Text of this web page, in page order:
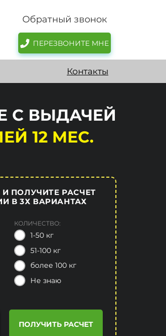
Обратный звонок
ПЕРЕЗВОНИТЕ МНЕ
Контакты
С ВЫДАЧЕЙ
12 МЕС.
ПОЛУЧИТЕ РАСЧЕТ
В 3Х ВАРИАНТАХ
КОЛИЧЕСТВО:
1-50 кг
51-100 кг
более 100 кг
Не знаю
ПОЛУЧИТЬ РАСЧЕТ